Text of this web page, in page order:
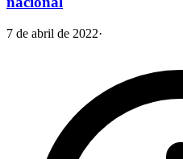
7 de abril de 2022·